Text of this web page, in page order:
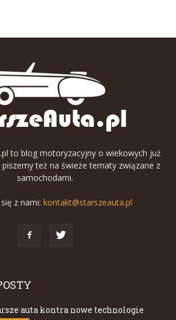
to blog motoryzacyjny o wiekowych już
też na świeże tematy związane z
samochodami.
z nami: kontakt@starszeauta.pl
auta kontra nowe technologie